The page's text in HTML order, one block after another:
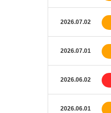
2026.07.02
2026.07.01
2026.06.02
2026.06.01